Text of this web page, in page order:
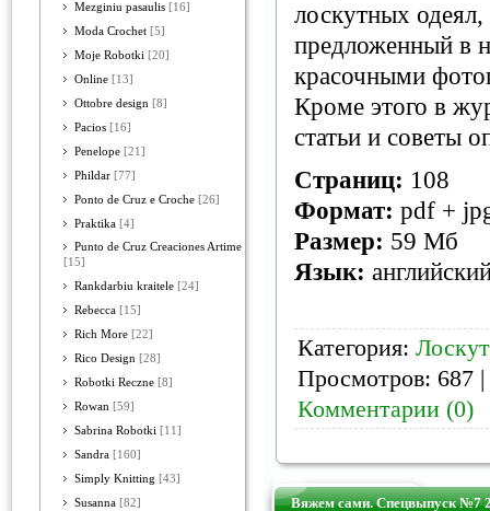
Mezginiu pasaulis [16]
Moda Crochet [5]
Moje Robotki [20]
Online [13]
Ottobre design [8]
Pacios [16]
Penelope [21]
Phildar [77]
Ponto de Cruz e Croche [26]
Praktika [4]
Punto de Cruz Creaciones Artime
[15]
Rankdarbiu kraitele [24]
Rebecca [15]
Rich More [22]
Rico Design [28]
Robotki Reczne [8]
Rowan [59]
Sabrina Robotki [11]
Sandra [160]
Simply Knitting [43]
Susanna [82]
лоскутных
предложенный в
красочными
Кроме этого в
статьи и советы
Страниц: 108
Формат: pdf +
Размер: 59 Мб
Язык:
Категория:
Просмотров: 687
Комментарии (0)
Вяжем сами. Спецвыпуск №7